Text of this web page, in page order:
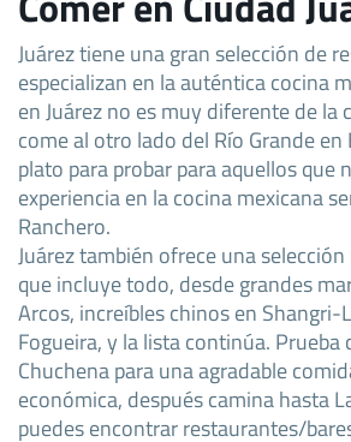
Juárez tiene una gran selección de
especializan en la auténtica cocina
en Juárez no es muy diferente de la
come al otro lado del Río Grande en
plato para probar para aquellos que
experiencia en la cocina mexicana
Ranchero.
Juárez también ofrece una
que incluye todo, desde grandes
Arcos, increíbles chinos en Shangri-
Fogueira, y la lista continúa. Prueba
Chuchena para una agradable
económica, después camina hasta
puedes encontrar restaurantes/